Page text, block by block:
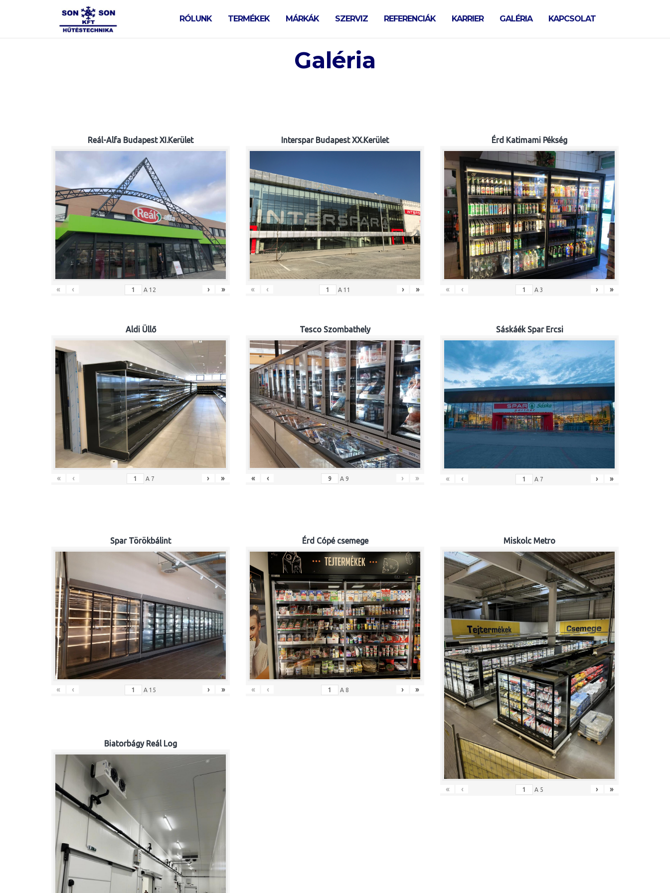
RÓLUNK TERMÉKEK MÁRKÁK SZERVIZ REFERENCIÁK KARRIER GALÉRIA KAPCSOLAT
Galéria
Reál-Alfa Budapest XI.Kerület
« ‹ A 12 › »
Interspar Budapest XX.Kerület
« ‹ A 11 › »
Érd Katimami Pékség
« ‹ A 3 › »
Aldi Üllő
« ‹ A 7 › »
Tesco Szombathely
« ‹ A 9 › »
Sáskáék Spar Ercsi
« ‹ A 7 › »
Spar Törökbálint
« ‹ A 15 › »
Biatorbágy Reál Log
Érd Cópé csemege
« ‹ A 8 › »
Miskolc Metro
« ‹ A 5 › »